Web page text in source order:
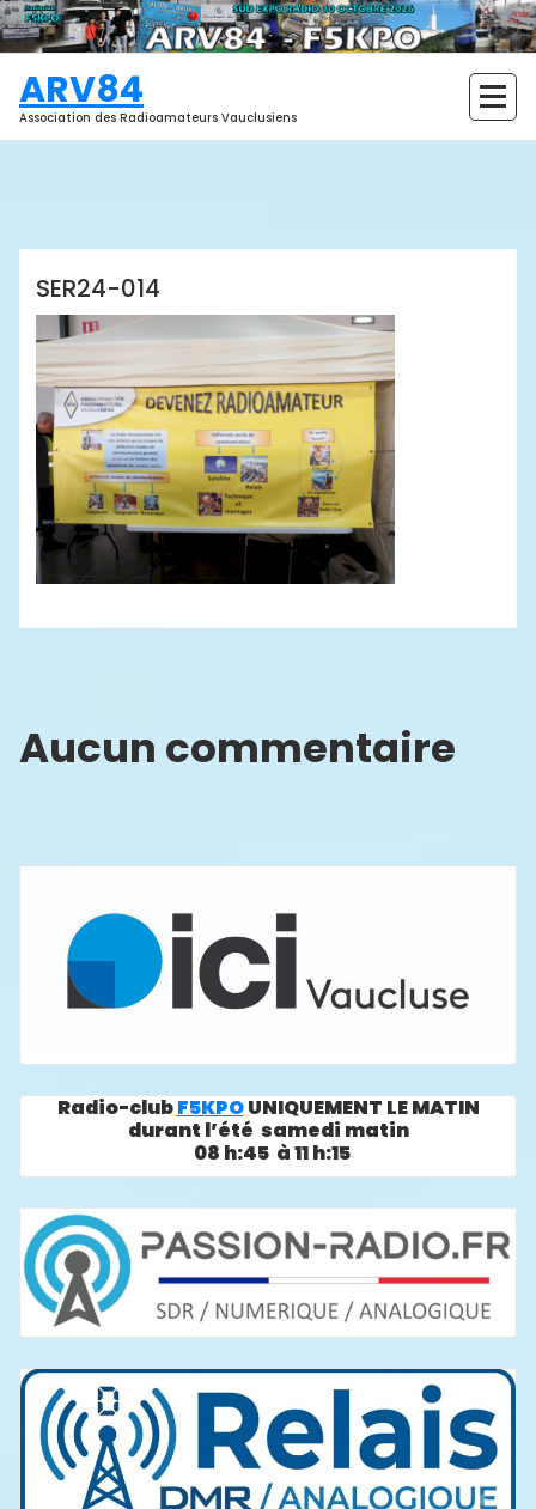
Aller
au
contenu
ARV84
Association des Radioamateurs Vauclusiens
SER24-014
Aucun commentaire
Radio-clubF5KPOUNIQUEMENT LE MATIN
durant l’été samedi matin
08 h:45 à 11 h:15